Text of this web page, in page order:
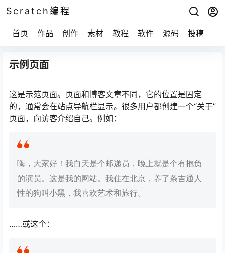
Scratch编程
首页 作品 创作 素材 教程 软件 源码 投稿
示例页面
这是示范页面。页面和博客文章不同，它的位置是固定
的，通常会在站点导航栏显示。很多用户都创建一个“关于”
页面，向访客介绍自己。例如：
嗨，大家好！我白天是个邮递员，晚上就是个有抱负
的演员。这是我的网站。我住在北京，养了条吉通人
性的狗叫小黑，我喜欢艺术和旅行。
……或这个：